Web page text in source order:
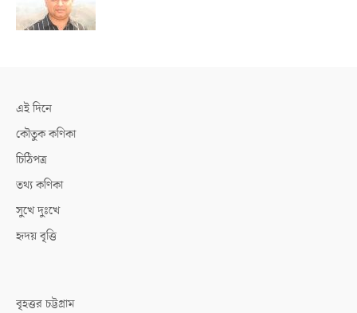
এই দিনে
কৌতুক কণিকা
চিঠিপত্র
তথ্য কণিকা
সুখে দুঃখে
হৃদয় বৃত্তি
বৃহত্তর চট্টগ্রাম